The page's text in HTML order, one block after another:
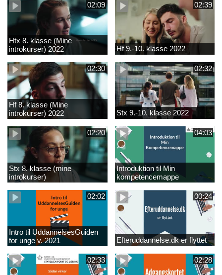
02:09
Htx 8. klasse (Mine
introkurser) 2022
02:39
Hf 9.-10. klasse 2022
02:30
Hf 8. klasse (Mine
introkurser) 2022
02:32
Stx 9.-10. klasse 2022
02:20
Stx 8. klasse (mine
introkurser)
04:03
Introduktion til Min
kompetencemappe
02:02
Intro til UddannelsesGuiden
for unge v. 2021
00:24
Efteruddannelse.dk er flyttet
02:33 02:28